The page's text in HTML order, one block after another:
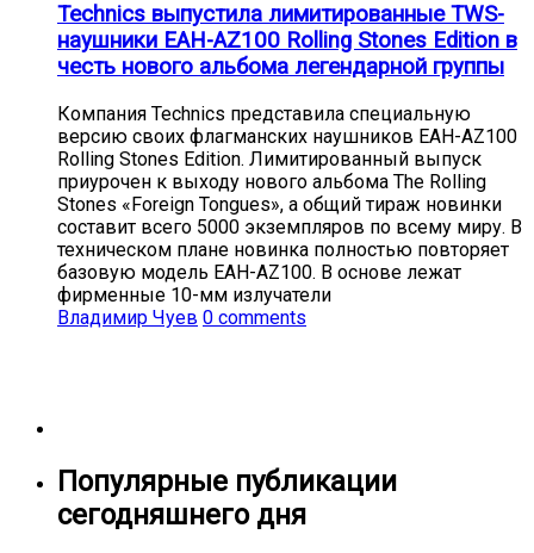
Technics выпустила лимитированные TWS-
наушники EAH-AZ100 Rolling Stones Edition в
честь нового альбома легендарной группы
Компания Technics представила специальную
версию своих флагманских наушников EAH-AZ100
Rolling Stones Edition. Лимитированный выпуск
приурочен к выходу нового альбома The Rolling
Stones «Foreign Tongues», а общий тираж новинки
составит всего 5000 экземпляров по всему миру. В
техническом плане новинка полностью повторяет
базовую модель EAH-AZ100. В основе лежат
фирменные 10-мм излучатели
Владимир Чуев 0 comments
Популярные публикации
сегодняшнего дня